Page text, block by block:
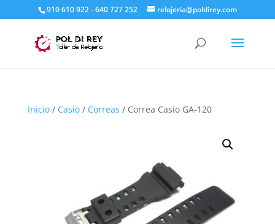
910 610 922 - 640 727 252 relojeria@poldirey.com
Inicio/ Casio/ Correas / Correa Casio GA-120